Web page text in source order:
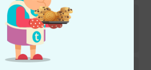
PMP 6000 Case Bundle
PMP 500 B-Stock